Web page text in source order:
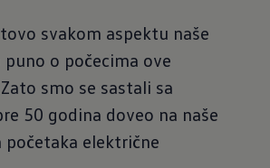
svakom aspektu naše
o počecima ove
smo se sastali sa
50 godina doveo na naše
početaka električne